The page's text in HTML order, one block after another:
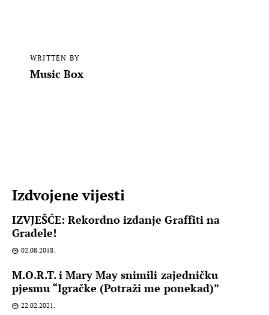
WRITTEN BY
Music Box
Izdvojene vijesti
IZVJEŠĆE: Rekordno izdanje Graffiti na
Gradele!
02.08.2018.
M.O.R.T. i Mary May snimili zajedničku
pjesmu “Igračke (Potraži me ponekad)”
22.02.2021.